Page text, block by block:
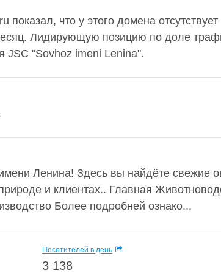
что у этого домена
Лидирующую позицию по доле
JSC "Sovhoz imeni Lenina".
Ленина! Здесь вы найдёте свежие
и клиентах.. Главная
Более подробней ознако...
Посетителей в день
3 138